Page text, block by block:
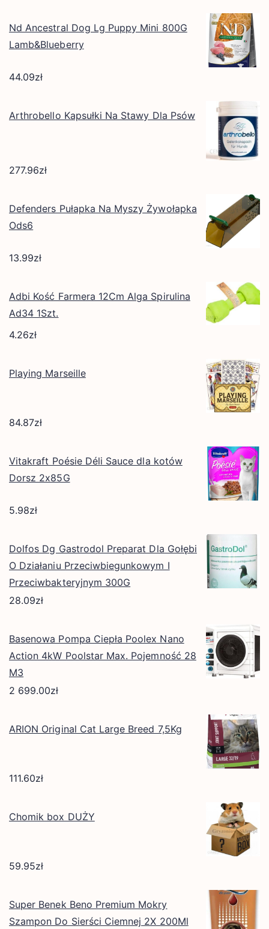
Nd Ancestral Dog Lg Puppy Mini 800G
Lamb&Blueberry
44.09zł
Arthrobello Kapsułki Na Stawy Dla Psów
277.96zł
Defenders Pułapka Na Myszy Żywołapka
Ods6
13.99zł
Adbi Kość Farmera 12Cm Alga Spirulina
Ad34 1Szt.
4.26zł
Playing Marseille
84.87zł
Vitakraft Poésie Déli Sauce dla kotów
Dorsz 2x85G
5.98zł
Dolfos Dg Gastrodol Preparat Dla Gołębi
O Działaniu Przeciwbiegunkowym I
Przeciwbakteryjnym 300G
28.09zł
Basenowa Pompa Ciepła Poolex Nano
Action 4kW Poolstar Max. Pojemność 28
M3
2 699.00zł
ARION Original Cat Large Breed 7,5Kg
111.60zł
Chomik box DUŻY
59.95zł
Super Benek Beno Premium Mokry
Szampon Do Sierści Ciemnej 2X 200Ml